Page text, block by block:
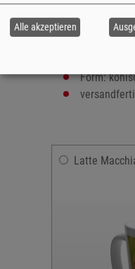
Form:
Latte
Alle akzeptieren